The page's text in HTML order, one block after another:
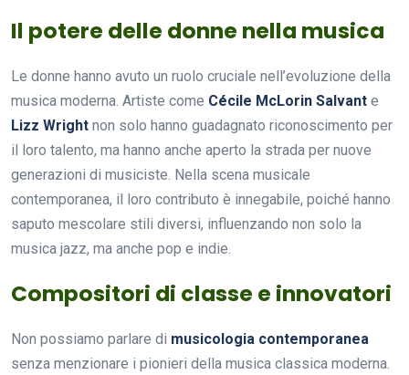
Il potere delle donne nella musica
Le donne hanno avuto un ruolo cruciale nell’evoluzione della
musica moderna. Artiste come Cécile McLorin Salvant e
Lizz Wright non solo hanno guadagnato riconoscimento per
il loro talento, ma hanno anche aperto la strada per nuove
generazioni di musiciste. Nella scena musicale
contemporanea, il loro contributo è innegabile, poiché hanno
saputo mescolare stili diversi, influenzando non solo la
musica jazz, ma anche pop e indie.
Compositori di classe e innovatori
Non possiamo parlare di musicologia contemporanea
senza menzionare i pionieri della musica classica moderna.